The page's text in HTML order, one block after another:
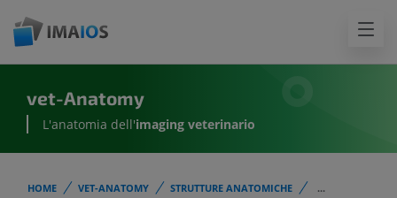
vet-Anatomy
L'anatomia dell'imaging veterinario
HOME VET-ANATOMY STRUTTURE ANATOMICHE
...